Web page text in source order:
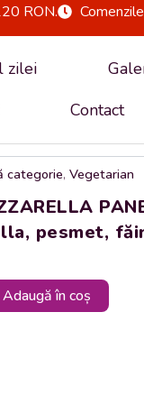
RON.
zilei
Contact
categorie,Vegetarian
pesmet,
Adaugă în coș